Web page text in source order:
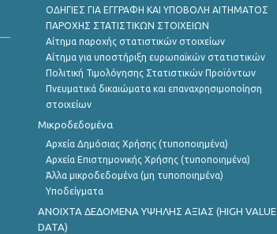
ΟΔΗΓΙΕΣ ΓΙΑ ΕΓΓΡΑΦΗ ΚΑΙ ΥΠΟΒΟΛΗ ΑΙΤΗΜΑΤΟΣ
ΠΑΡΟΧΗΣ ΣΤΑΤΙΣΤΙΚΩΝ ΣΤΟΙΧΕΙΩΝ
Αίτημα παροχής στατιστικών στοιχείων
Αίτημα για υποστήριξη ευρωπαϊκών στατιστικών
Πολιτική Τιμολόγησης Στατιστικών Προϊόντων
Πνευματικά δικαιώματα και επαναχρησιμοποίηση
στοιχείων
Μικροδεδομένα
Αρχεία Δημόσιας Χρήσης (τυποποιημένα)
Αρχεία Επιστημονικής Χρήσης (τυποποιημένα)
Άλλα μικροδεδομένα (μη τυποποιημένα)
Υποδείγματα
ANOIXTA ΔΕΔΟΜΕΝΑ ΥΨΗΛΗΣ ΑΞΙΑΣ (HIGH VALUE
DATA)